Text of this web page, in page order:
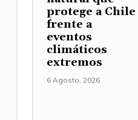
protege a Chile
frente a
eventos
climáticos
extremos
6 Agosto, 2026